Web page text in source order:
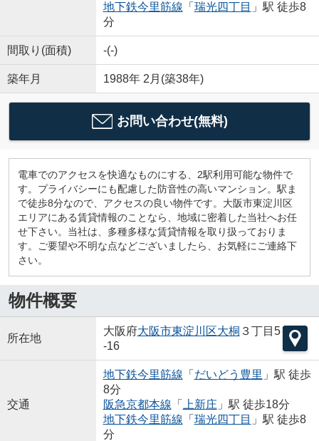
地下鉄今里筋線 「 瑞光四丁目 」駅 徒歩8
分
間取り(面積) -(-)
築年月 1988年 2月(築38年)
お問い合わせ(無料)
電車でのアクセスを快適なものにする、2駅利用可能な物件で
す。プライバシーにも配慮した防音性の高いマンション。駅ま
で徒歩8分なので、アクセスの良い物件です。大阪市東淀川区
エリアにある賃貸情報のことなら、地域に密着した当社へお任
せ下さい。当社は、多種多様な賃貸情報を取り扱っておりま
す。ご要望や不明な点などございましたら、お気軽にご連絡下
さい。
物件概要
所在地
大阪府大阪市東淀川区大桐 ３丁目5
-16
交通
地下鉄今里筋線 「 だいどう豊里 」駅 徒歩
8分
阪急京都本線 「 上新庄 」駅 徒歩18分
地下鉄今里筋線 「 瑞光四丁目 」駅 徒歩8
分